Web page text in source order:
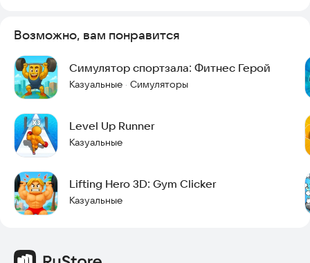
Возможно, вам понравится
Симулятор спортзала: Фитнес Герой
Казуальные · Симуляторы
Level Up Runner
Казуальные
Lifting Hero 3D: Gym Clicker
Казуальные